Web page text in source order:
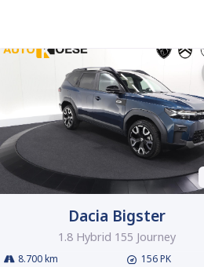
Dacia Bigster
1.8 Hybrid 155 Journey
8.700 km
156 PK